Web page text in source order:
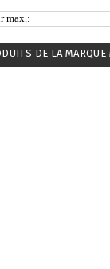
max.:
DE LA MARQUE